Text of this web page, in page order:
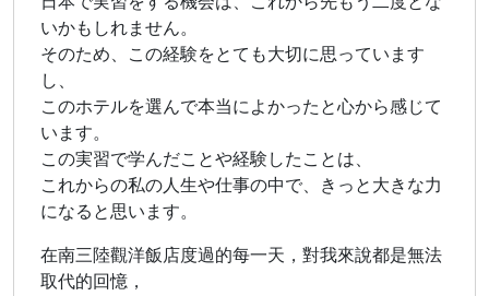
いかもしれません。
そのため、この経験をとても大切に思っています
し、
このホテルを選んで本当によかったと心から感じて
います。
この実習で学んだことや経験したことは、
これからの私の人生や仕事の中で、きっと大きな力
になると思います。
在南三陸觀洋飯店度過的每一天，對我來說都是無法
取代的回憶，